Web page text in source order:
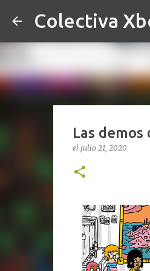
Colectiva
Las
el julio 21, 2020